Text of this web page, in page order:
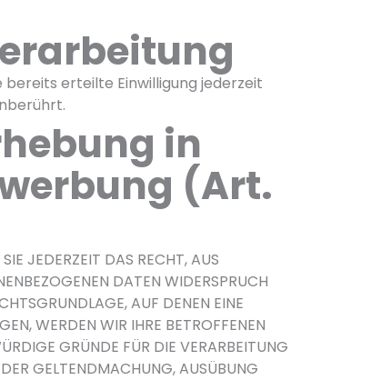
erteilte Einwilligung jederzeit
in
(Art.
JEDERZEIT DAS RECHT, AUS
DATEN WIDERSPRUCH
AUF DENEN EINE
WERDEN WIR IHRE BETROFFENEN
GRÜNDE FÜR DIE VERARBEITUNG
GELTENDMACHUNG, AUSÜBUNG